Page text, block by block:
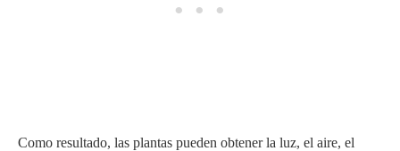
Como resultado, las plantas pueden obtener la luz, el aire, el